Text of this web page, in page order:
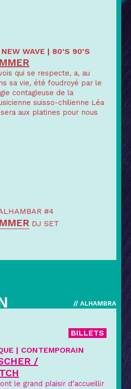
WAVE | 80’S 90’S
qui se respecte, a, au
sa vie, été foudroyé par le
contagieuse de la
suisso-chilienne Léa
aux platines pour nous
#4
DJ SET
// ALHAMBRA
BILLETS
| CONTEMPORAIN
/
le grand plaisir d’accueillir